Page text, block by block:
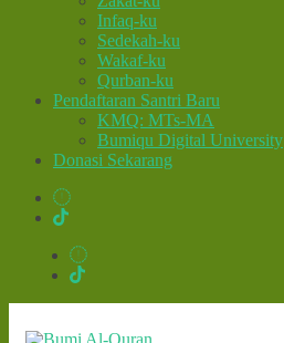
Infaq-ku
Sedekah-ku
Wakaf-ku
Qurban-ku
Pendaftaran Santri Baru
KMQ: MTs-MA
Bumiqu Digital University
Donasi Sekarang